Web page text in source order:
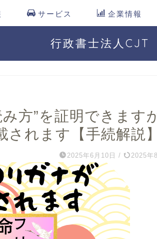
サービス 企業情報
行政書士法人CJT
方”を証明できます
されます【手続解説】
2025年6月10日 / 2025年